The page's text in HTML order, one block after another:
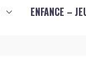
ENFANCE –